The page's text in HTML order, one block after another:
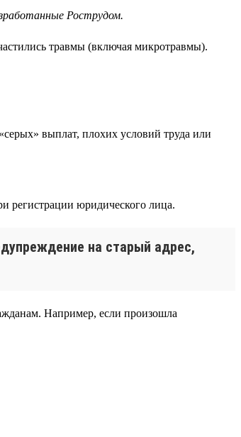
Рострудом.
травмы (включая микротравмы).
выплат, плохих условий труда или
регистрации юридического лица.
на старый адрес,
Например, если произошла